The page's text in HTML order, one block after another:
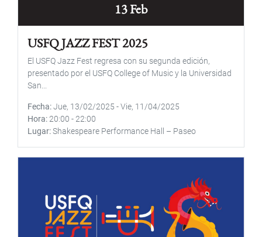
13 Feb
USFQ JAZZ FEST 2025
El USFQ Jazz Fest regresa con su segunda edición,
presentado por el USFQ College of Music y la Universidad
San...
Fecha Jue, 13/02/2025 -Vie, 11/04/2025
Hora 20:00 - 22:00
Lugar Shakespeare Performance Hall – Paseo